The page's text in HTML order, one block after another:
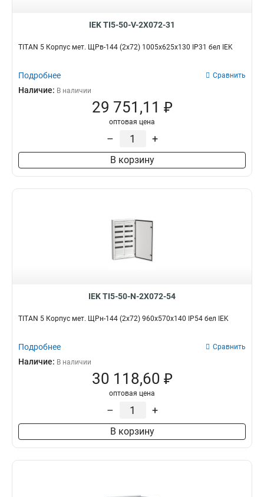
IEK TI5-50-V-2X072-31
TITAN 5 Корпус мет. ЩРв-144 (2х72) 1005х625х130 IP31 бел IEK
Подробнее Сравнить
Наличие: В наличии
29 751,11 ₽
оптовая цена
– +
В корзину
IEK TI5-50-N-2X072-54
TITAN 5 Корпус мет. ЩРн-144 (2х72) 960х570х140 IP54 бел IEK
Подробнее Сравнить
Наличие: В наличии
30 118,60 ₽
оптовая цена
– +
В корзину